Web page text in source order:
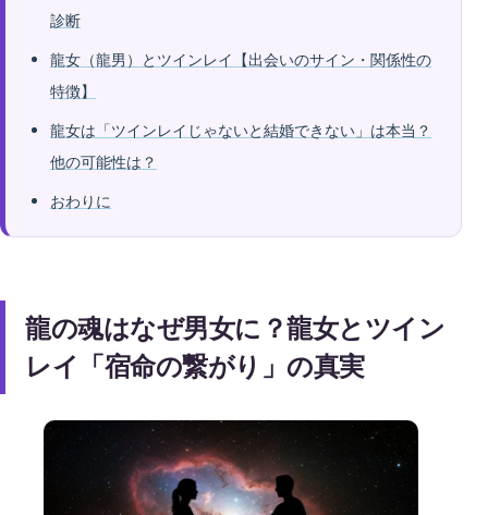
診断
龍女（龍男）とツインレイ【出会いのサイン・関係性の
特徴】
龍女は「ツインレイじゃないと結婚できない」は本当？
他の可能性は？
おわりに
龍の魂はなぜ男女に？龍女とツイン
レイ「宿命の繋がり」の真実